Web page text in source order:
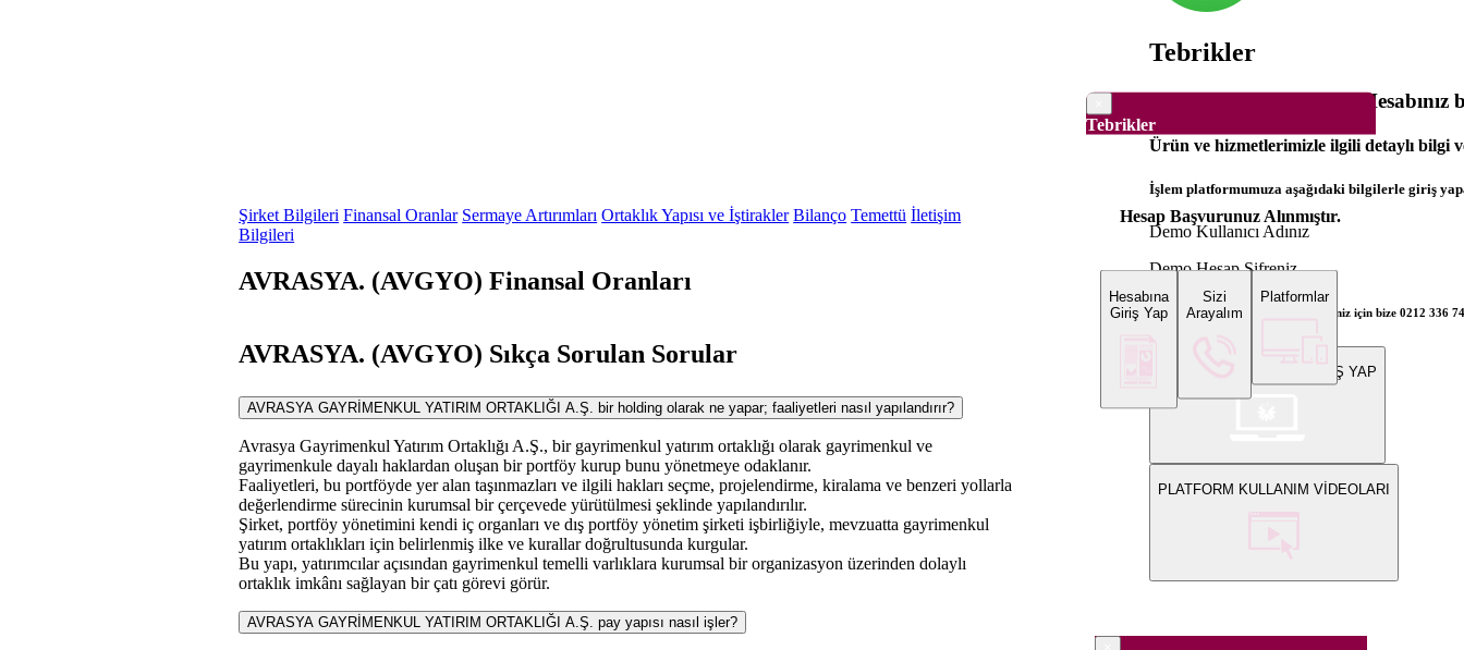
Şirket Bilgileri Finansal Oranlar Sermaye Artırımları Ortaklık Yapısı ve İştirakler Bilanço Temettü İletişim
Bilgileri
AVRASYA. (AVGYO) Finansal Oranları
AVRASYA. (AVGYO) Sıkça Sorulan Sorular
AVRASYA GAYRİMENKUL YATIRIM ORTAKLIĞI A.Ş. bir holding olarak ne yapar; faaliyetleri nasıl yapılandırır?
Avrasya Gayrimenkul Yatırım Ortaklığı A.Ş., bir gayrimenkul yatırım ortaklığı olarak gayrimenkul ve
gayrimenkule dayalı haklardan oluşan bir portföy kurup bunu yönetmeye odaklanır.
Faaliyetleri, bu portföyde yer alan taşınmazları ve ilgili hakları seçme, projelendirme, kiralama ve benzeri yollarla
değerlendirme sürecinin kurumsal bir çerçevede yürütülmesi şeklinde yapılandırılır.
Şirket, portföy yönetimini kendi iç organları ve dış portföy yönetim şirketi işbirliğiyle, mevzuatta gayrimenkul
yatırım ortaklıkları için belirlenmiş ilke ve kurallar doğrultusunda kurgular.
Bu yapı, yatırımcılar açısından gayrimenkul temelli varlıklara kurumsal bir organizasyon üzerinden dolaylı
ortaklık imkânı sağlayan bir çatı görevi görür.
AVRASYA GAYRİMENKUL YATIRIM ORTAKLIĞI A.Ş. pay yapısı nasıl işler?
Tebrikler
Hesap Başvurunuz Alınmıştır.
Hesabına
Giriş Yap
Sizi
Arayalım
Platformlar
Tebrikler
Dünya Borsaları Demo
Ürün ve hizmetlerimizle ilgili detaylı bilgi
İşlem platformumuza aşağıdaki bilgilerle giriş
Demo Kullanıcı Adınız
Demo Hesap Şifreniz
Bilgi ve gerçek hesap açılış talepleriniz için bize 0212 336
WEB PLATFORMUNA GİRİŞ YAP
PLATFORM KULLANIM VİDEOLARI